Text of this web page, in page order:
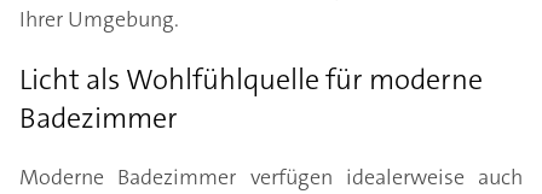
Ihrer Umgebung.
Licht als Wohlfühlquelle für moderne
Badezimmer
Moderne Badezimmer verfügen idealerweise auch